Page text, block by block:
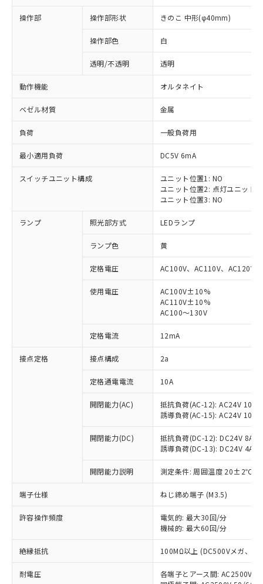
操作部 操作部形状 きのこ 中形(φ40mm)
操作部色 白
透明/不透明 透明
動作機能 オルタネイト
ベゼル材質 金属
負荷 一般負荷用
最小適用負荷 DC5V 6mA
スイッチユニット構成
ユニット位置1: NO
ユニット位置2: 点灯ユニット
ユニット位置3: NO
ランプ 照光部方式 LEDランプ
ランプ色 黄
定格電圧 AC100V、AC110V、AC120V
使用電圧
AC100V±10%
AC110V±10%
AC100～130V
定格電流 12mA
接点定格 接点構成 2a
定格通電電流 10A
開閉能力(AC)
抵抗負荷(AC-12): AC24V 10A/
誘導負荷(AC-15): AC24V
開閉能力(DC)
抵抗負荷(DC-12): DC24V 8A/
誘導負荷(DC-13): DC24V 4A/
開閉能力説明 測定条件: 周囲温度 20±2℃、
端子仕様 ねじ締め端子 (M3.5)
許容操作頻度
電気的: 最大30回/分
機械的: 最大60回/分
絶縁抵抗 100MΩ以上 (DC500Vメガ、点
耐電圧
各端子とアース間: AC2500V
ご利用条件
以下の条件をお読みいただき、同意のうえ
本サービスは、当社制御機器事業取扱
商品の当社在庫状況および標準価格
(税抜)を提供させていただくもので
当社制御機器事業取扱商品の中には、
本サービスの対象外となる商品もある
ことをご了承ください。
在庫状況および標準価格照会結果は、
記載している更新日時点での社内デー
タに基づき作成されるものであり、閲
準価格とは異なる場合があることをご
対応済み：EU RoHS指令（10物質）の
非含有に対応した製品が提供可能な商品で
対応予定：EU RoHS指令（10物質）の非含
有に対応した製品に切り替える予定のある
対応予定なし：EU RoHS指令（10物質）の
非含有に非対応の商品で、対応品を出す予
調査・確認中：EU RoHS指令（10物質）の
非含有の対応状況を調査中または確認中の
非該当品：ライセンス料など無形物で、有
害物質有無と関係のない商品です。
仕入先様の事情により、非含有部品として
いたものが、含有品と判明した場合などや
むを得ず変更することがあります。
*EU RoHS指令（10物質）：
鉛(Pb) 1000ppm以下、 水銀(Hg) 1000ppm以下、 カド
六価クロム(Cr(Ⅵ)) 1000ppm以下、ポリ臭化ビフェニル
「○」：最大均質材料含有率が中国RoHSの
基準値以下であることを示します。
「×」：最大均質材料含有率が中国RoHSの
基準値を超えていることを示します。
「－」：未確認です。当社販売部門へお問
当社は、これら貴社製品のうち、外国
為替および外国貿易法に定める商品
（以下｢規制貨物等」という）を輸出
または国外への提供する場合は、日本
国政府の輸出許可(または役務取引許
可)を取得するなどの必要な手続きを